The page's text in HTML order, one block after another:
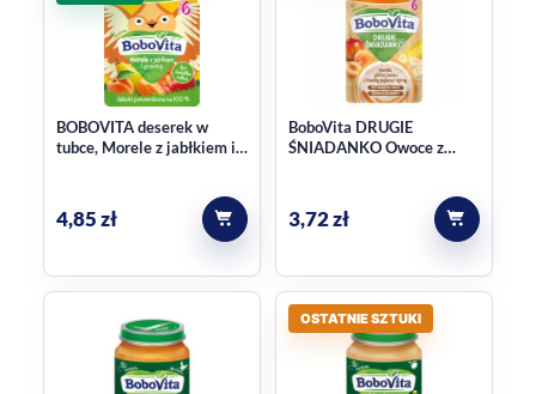
BOBOVITA deserek w
tubce, Morele z jabłkiem i
4,85zł
BoboVita DRUGIE
ŚNIADANKO Owoce z
żytnią po 6 miesiącu 100g
3,72zł
OSTATNIE SZTUKI